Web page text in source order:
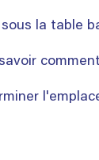
la table